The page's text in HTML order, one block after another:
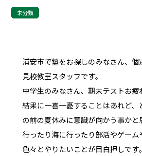
未分類
浦安市で塾をお探しのみなさん、個
見校教室スタッフです。
中学生のみなさん、期末テストお疲
結果に一喜一憂することはあれど、
の前の夏休みに意識が向かう事かと
行ったり海に行ったり部活やゲーム
色々とやりたいことが目白押しです